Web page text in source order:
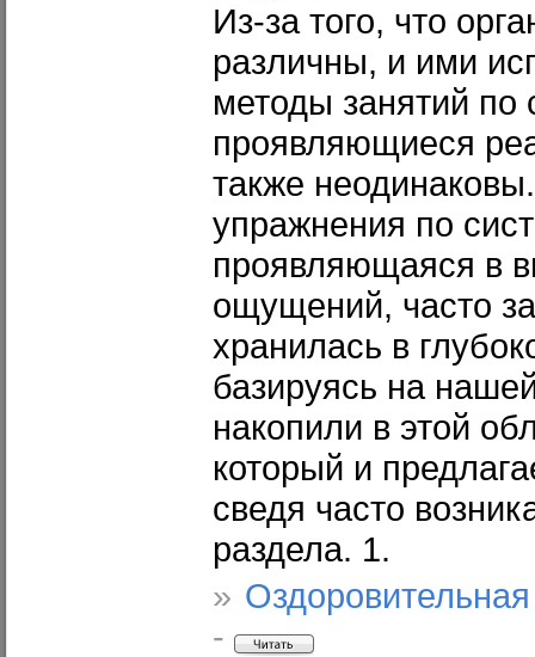
Из-за того, что
различны, и ими
методы занятий по
проявляющиеся
также
упражнения по
проявляющаяся в
ощущений, часто
хранилась в
базируясь на
накопили в этой
который и
сведя часто
раздела. 1.
»
-